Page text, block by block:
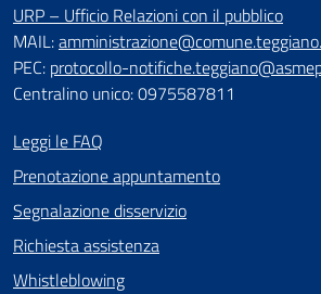
URP – Ufficio Relazioni con il pubblico
MAIL:
PEC: protocollo-
Centralino unico: 0975587811
Leggi le FAQ
Prenotazione appuntamento
Segnalazione disservizio
Richiesta assistenza
Whistleblowing